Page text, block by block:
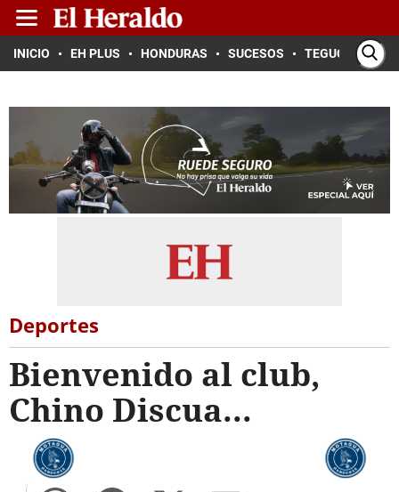
INICIO EH PLUS HONDURAS SUCESOS TEGUCIGALPA
Deportes
Bienvenido al club,
Chino Discua...